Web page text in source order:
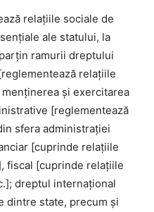
relaţiile sociale de
ale statului, la
ramurii dreptului
relaţiile
şi exercitarea
[reglementează
sfera administraţiei
[cuprinde relaţiile
fiscal [cuprinde relaţiile
dreptul internaţional
dintre state, precum şi